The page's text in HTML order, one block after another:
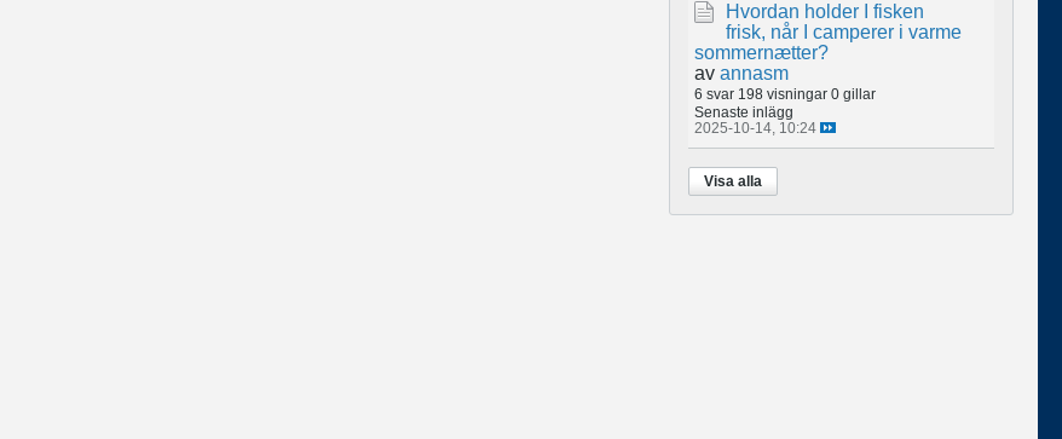
Hvordan holder I fisken
frisk, når I camperer i varme
sommernætter?
av annasm
6 svar 198 visningar 0 gillar
Senaste inlägg
2025-10-14, 10:24
Visa alla